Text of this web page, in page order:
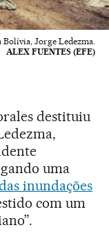
Jorge Ledezma.
ALEX FUENTES (EFE)
destituiu
uma
inundações
com um